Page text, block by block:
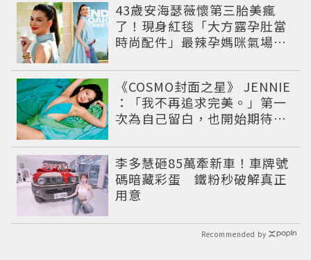
43歲安海瑟薇懷第三胎美瘋
了！現身紅毯「大方露孕肚當
時尚配件」最辣孕媽咪氣場全
《COSMO封面之星》 JENNIE
：「我不再追求完美。」第一
次為自己留白，也開始期待未
李多慧砸85萬牽新車！車牌號
碼暗藏彩蛋 鐵粉秒破解真正
用意
Recommended by